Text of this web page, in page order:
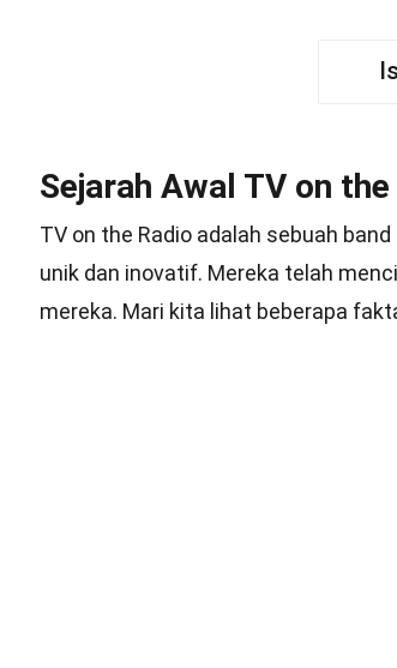
Sejarah Awal TV on the
TV on the Radio adalah sebuah
unik dan inovatif. Mereka telah
mereka. Mari kita lihat beberapa